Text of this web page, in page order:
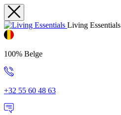
Living Essentials
100% Belge
+32 55 60 48 63